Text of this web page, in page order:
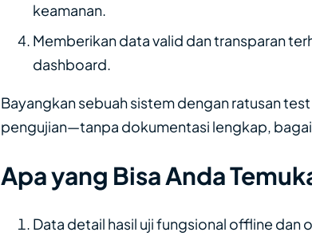
keamanan.
Memberikan data valid dan transparan
dashboard.
Bayangkan sebuah sistem dengan ratusan
pengujian—tanpa dokumentasi lengkap,
Apa yang Bisa Anda
Data detail hasil uji fungsional offline dan